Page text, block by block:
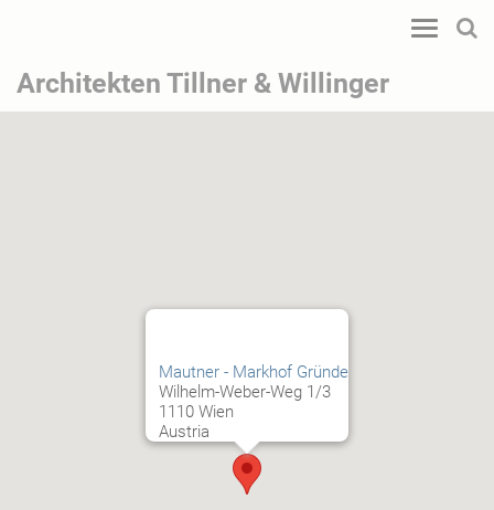
Toggle
Architekten Tillner & Willinger
Mautner - Markhof Gründe
Wilhelm-Weber-Weg 1/3
1110 Wien
Austria